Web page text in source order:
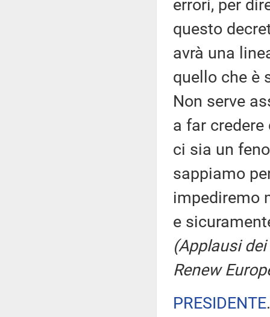
errori, per
questo
avrà una
quello che è
Non serve
a far
ci sia un
sappiamo
impediremo
e
(Applausi
Renew
PRESIDENTE